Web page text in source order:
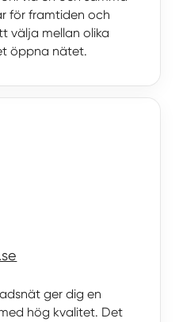
för framtiden och
välja mellan olika
öppna nätet.
ger dig en
hög kvalitet. Det